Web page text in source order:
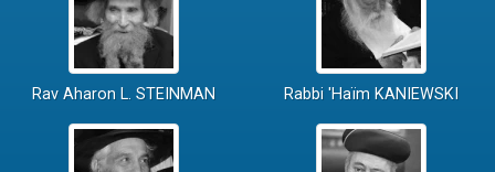
Rav Aharon L. STEINMAN Rabbi 'Haïm KANIEWSKI